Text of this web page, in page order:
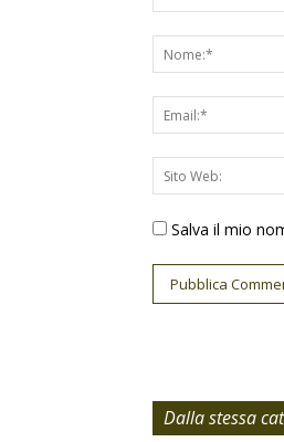
Salva il mio
Dalla stessa